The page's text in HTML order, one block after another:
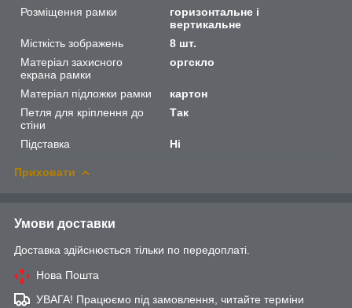
Розміщення рамки
горизонтальне і
вертикальне
Місткість зображень
8 шт.
Матеріал захисного
екрана рамки
оргскло
Матеріал підложки рамки
картон
Петля для кріплення до
стіни
Так
Підставка Ні
Приховати
Умови доставки
Доставка здійснюється тільки по передоплаті.
Нова Пошта
УВАГА! Працюємо під замовлення, читайте терміни